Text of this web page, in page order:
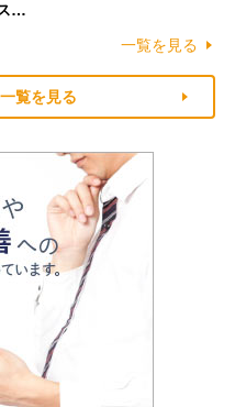
…
一覧を見る
覧を見る